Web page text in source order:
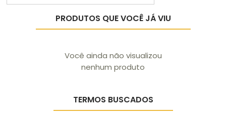
PRODUTOS QUE VOCÊ JÁ VIU
Você ainda não visualizou
nenhum produto
TERMOS BUSCADOS